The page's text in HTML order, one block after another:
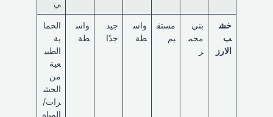
خش
ب
الارز
بني
محم
مستق
يم
واس
طة
جيد
جدًا
واس
طة
الحما
الطبي
عية
من
الحش
رات/
المياه